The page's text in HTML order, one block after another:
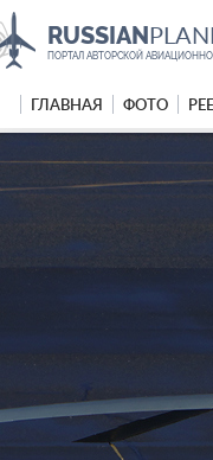
RUSSIAN
ПОРТАЛ АВТОРСКОЙ
ГЛАВНАЯ ФОТО